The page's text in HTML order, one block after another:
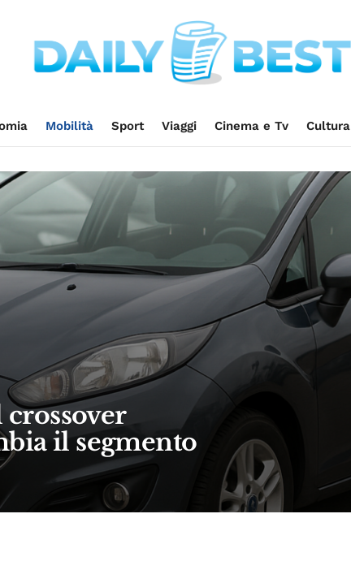
Mobilità Sport Viaggi Cinema e Tv Cultura
crossover
il segmento